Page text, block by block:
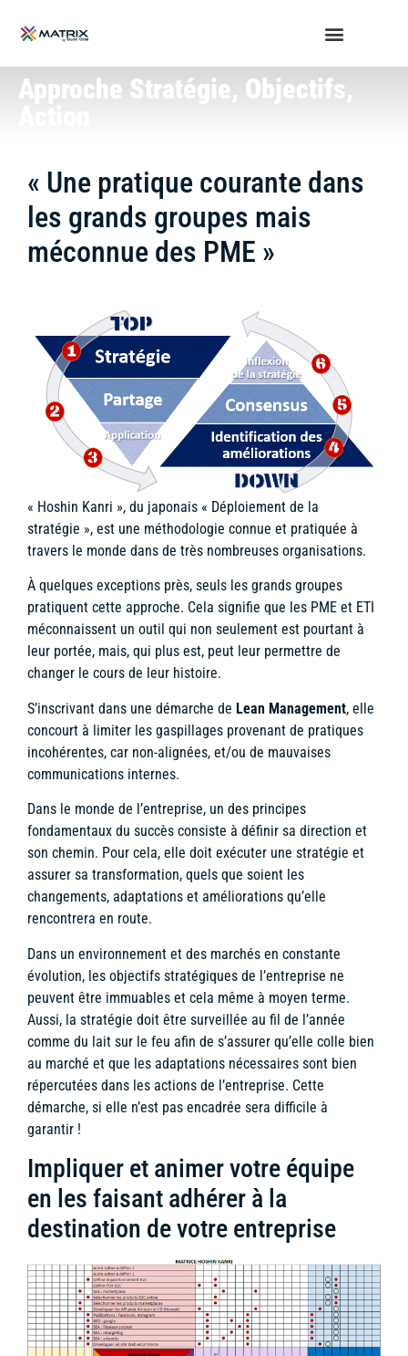
Approche Stratégie, Objectifs,
« Une pratique courante dans
les grands groupes mais
méconnue des PME »
« Hoshin Kanri », du japonais « Déploiement de la
stratégie », est une méthodologie connue et pratiquée à
travers le monde dans de très nombreuses organisations.
À quelques exceptions près, seuls les grands groupes
pratiquent cette approche. Cela signifie que les PME et ETI
méconnaissent un outil qui non seulement est pourtant à
leur portée, mais, qui plus est, peut leur permettre de
changer le cours de leur histoire.
S’inscrivant dans une démarche de Lean Management, elle
concourt à limiter les gaspillages provenant de pratiques
incohérentes, car non-alignées, et/ou de mauvaises
communications internes.
Dans le monde de l’entreprise, un des principes
fondamentaux du succès consiste à définir sa direction et
son chemin. Pour cela, elle doit exécuter une stratégie et
assurer sa transformation, quels que soient les
changements, adaptations et améliorations qu’elle
rencontrera en route.
Dans un environnement et des marchés en constante
évolution, les objectifs stratégiques de l’entreprise ne
peuvent être immuables et cela même à moyen terme.
Aussi, la stratégie doit être surveillée au fil de l’année
comme du lait sur le feu afin de s’assurer qu’elle colle bien
au marché et que les adaptations nécessaires sont bien
répercutées dans les actions de l’entreprise. Cette
démarche, si elle n’est pas encadrée sera difficile à
garantir !
Impliquer et animer votre équipe
en les faisant adhérer à la
destination de votre entreprise